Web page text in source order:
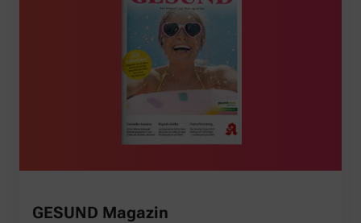
GESUND Magazin